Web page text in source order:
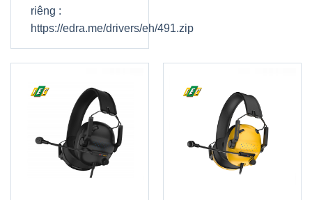
riêng :
https://edra.me/drivers/eh/491.zip